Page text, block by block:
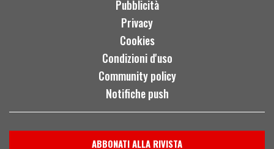
Pubblicità
Privacy
Cookies
Condizioni d'uso
Community policy
Notifiche push
ABBONATI ALLA RIVISTA